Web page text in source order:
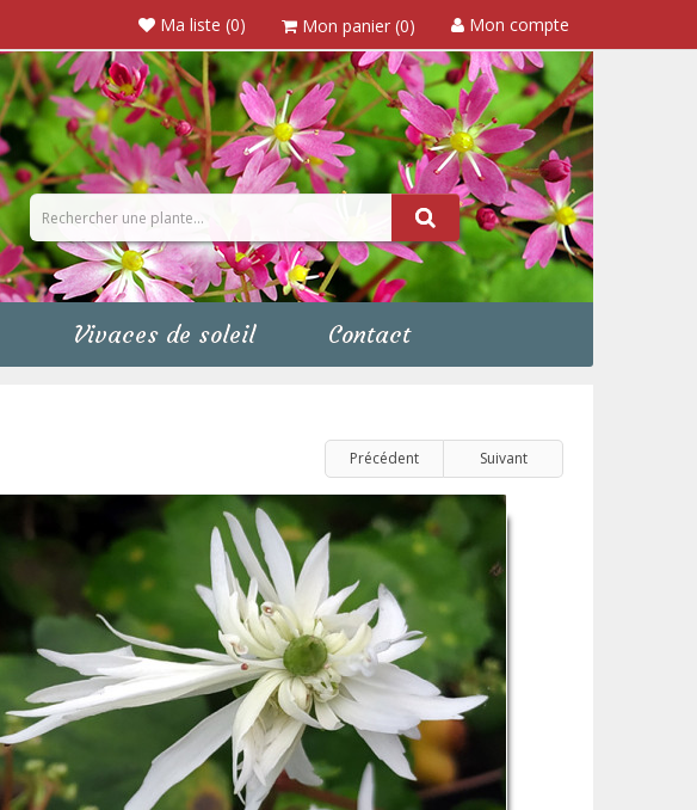
Ma liste (0) Mon panier (0) Mon compte
Vivaces de soleil Contact
Précédent Suivant